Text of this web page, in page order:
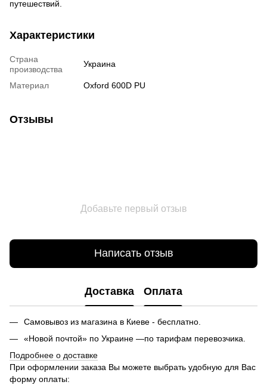
путешествий.
Характеристики
Страна
производства
Украина
Материал Oxford 600D PU
Отзывы
Добавьте первый отзыв
Написать отзыв
Доставка Оплата
Самовывоз из магазина в Киеве - бесплатно.
«Новой почтой» по Украине —по тарифам перевозчика.
Подробнее о доставке
При оформлении заказа Вы можете выбрать удобную для Вас
форму оплаты: